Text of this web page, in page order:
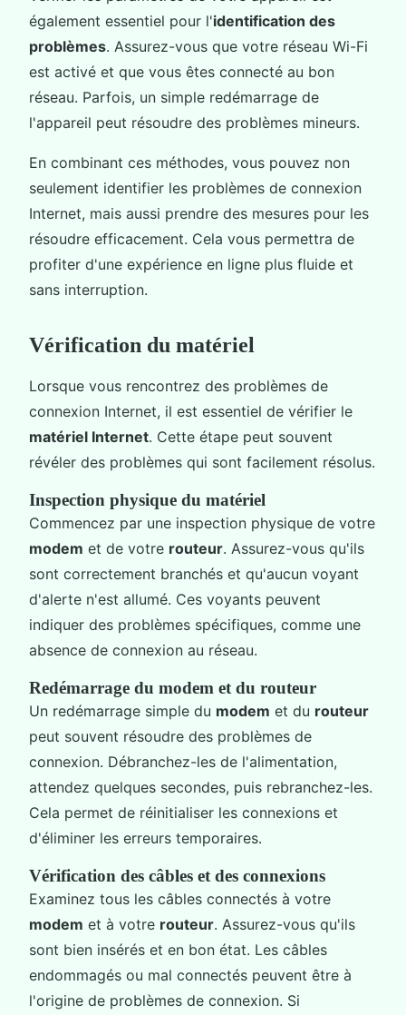
également essentiel pour l'identification des
problèmes. Assurez-vous que votre réseau Wi-Fi
est activé et que vous êtes connecté au bon
réseau. Parfois, un simple redémarrage de
l'appareil peut résoudre des problèmes mineurs.
En combinant ces méthodes, vous pouvez non
seulement identifier les problèmes de connexion
Internet, mais aussi prendre des mesures pour les
résoudre efficacement. Cela vous permettra de
profiter d'une expérience en ligne plus fluide et
sans interruption.
Vérification du matériel
Lorsque vous rencontrez des problèmes de
connexion Internet, il est essentiel de vérifier le
matériel Internet. Cette étape peut souvent
révéler des problèmes qui sont facilement résolus.
Inspection physique du matériel
Commencez par une inspection physique de votre
modem et de votre routeur. Assurez-vous qu'ils
sont correctement branchés et qu'aucun voyant
d'alerte n'est allumé. Ces voyants peuvent
indiquer des problèmes spécifiques, comme une
absence de connexion au réseau.
Redémarrage du modem et du routeur
Un redémarrage simple du modem et du routeur
peut souvent résoudre des problèmes de
connexion. Débranchez-les de l'alimentation,
attendez quelques secondes, puis rebranchez-les.
Cela permet de réinitialiser les connexions et
d'éliminer les erreurs temporaires.
Vérification des câbles et des connexions
Examinez tous les câbles connectés à votre
modem et à votre routeur. Assurez-vous qu'ils
sont bien insérés et en bon état. Les câbles
endommagés ou mal connectés peuvent être à
l'origine de problèmes de connexion. Si